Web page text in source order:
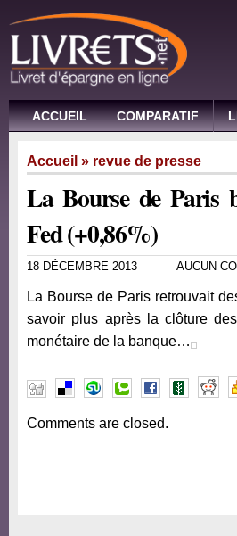
ACCUEIL COMPARATIF
Accueil » revue de presse
La Bourse de Paris
Fed (+0,86%)
18 DÉCEMBRE 2013 AUCUN
La Bourse de Paris retrouvait
savoir plus après la clôture
monétaire de la banque…
Comments are closed.